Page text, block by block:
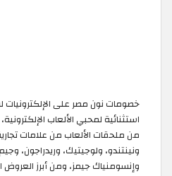
خصومات نون مصر على
استثنائية لمحبي الألعاب
من ملحقات الألعاب من علامات
ونينتندو، ولوجيتيك، وريدراجون،
وإنسومنياك جيمز، ومن أبرز العروض